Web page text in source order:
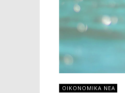
ΟΙΚΟΝΟΜΙΚΑ ΝΕΑ